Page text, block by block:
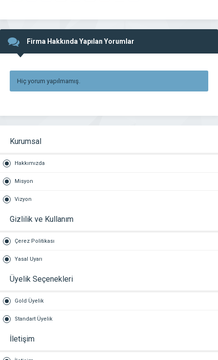
Firma Hakkında Yapılan Yorumlar
Hiç yorum yapılmamış.
Kurumsal
Hakkımızda
Misyon
Vizyon
Gizlilik ve Kullanım
Çerez Politikası
Yasal Uyarı
Üyelik Seçenekleri
Gold Üyelik
Standart Üyelik
İletişim